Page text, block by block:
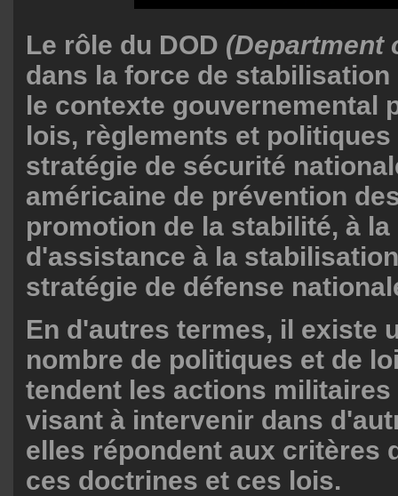
Le rôle du DOD (Department
dans la force de
le contexte gouvernemental
lois, règlements et politiques
stratégie de sécurité
américaine de prévention
promotion de la stabilité, à la
d'assistance à la
stratégie de défense
En d'autres termes, il existe
nombre de politiques et de
tendent les actions
visant à intervenir dans
elles répondent aux critères
ces doctrines et ces lois.